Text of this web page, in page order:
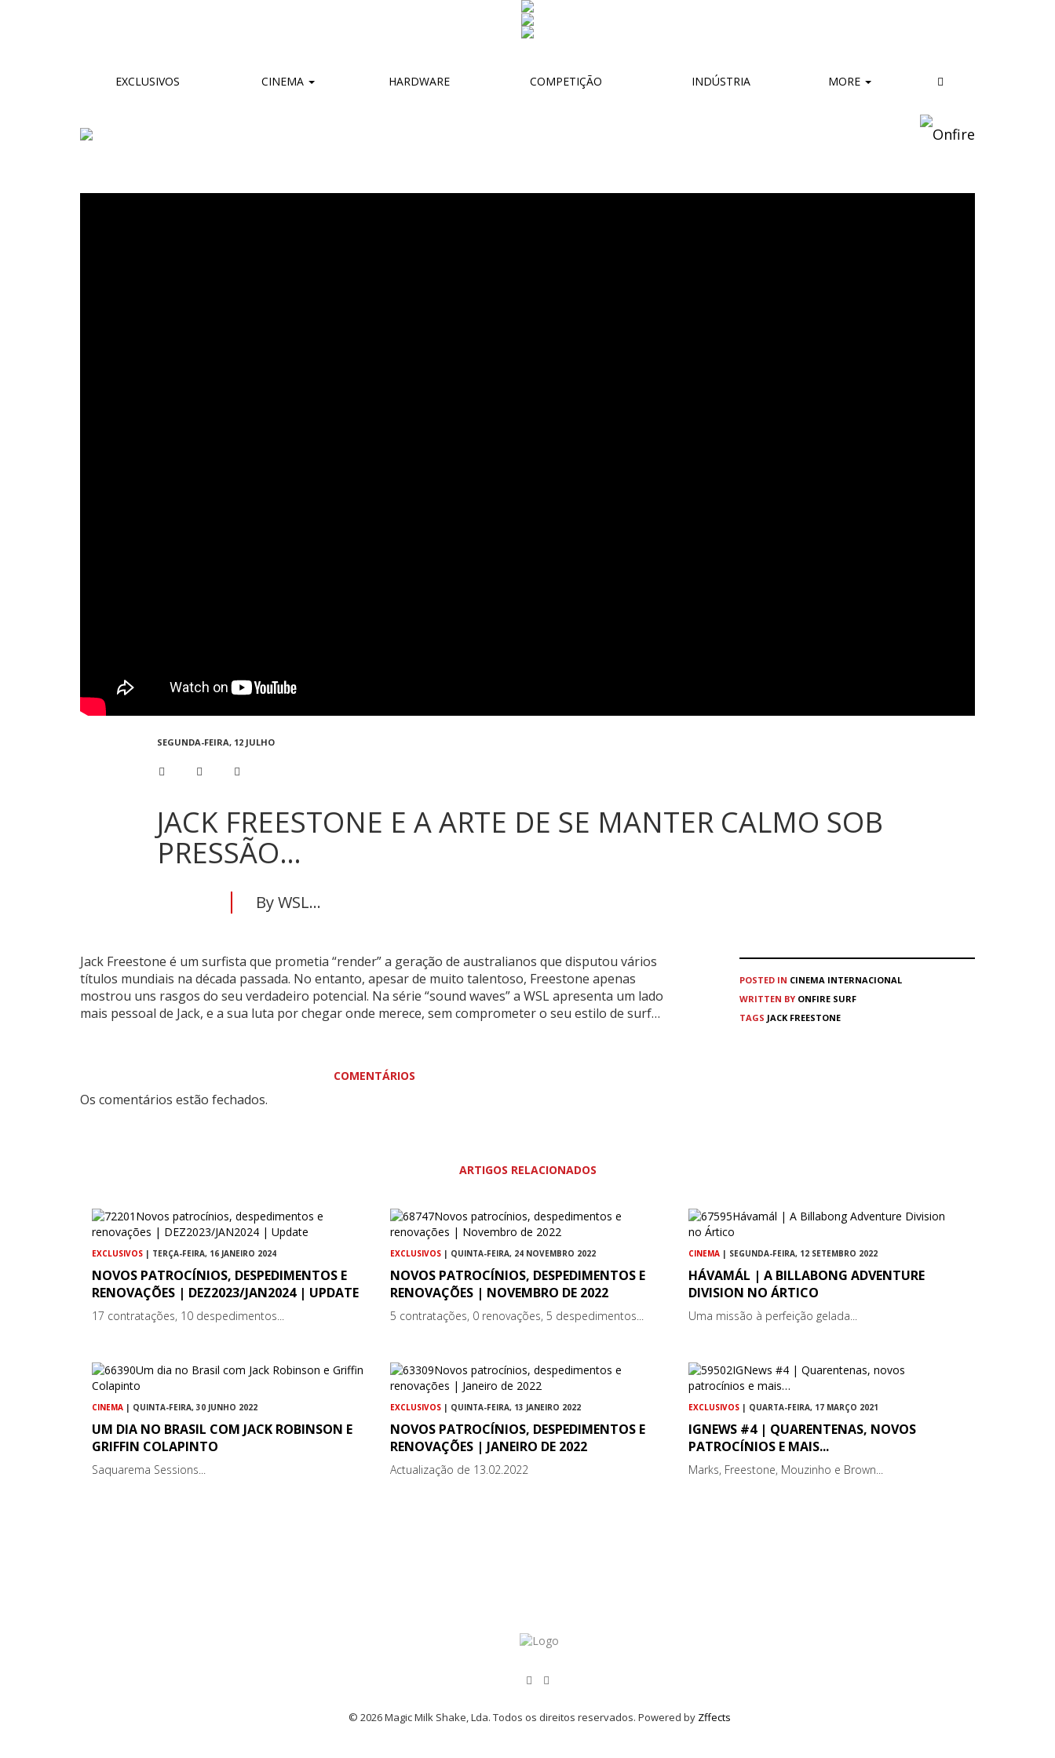
EXCLUSIVOS CINEMA HARDWARE COMPETIÇÃO INDÚSTRIA MORE
SEGUNDA-FEIRA, 12 JULHO
JACK FREESTONE E A ARTE DE SE MANTER CALMO SOB
PRESSÃO…
By WSL...
Jack Freestone é um surfista que prometia “render” a geração de australianos que disputou vários
títulos mundiais na década passada. No entanto, apesar de muito talentoso, Freestone apenas
mostrou uns rasgos do seu verdadeiro potencial. Na série “sound waves” a WSL apresenta um lado
mais pessoal de Jack, e a sua luta por chegar onde merece, sem comprometer o seu estilo de surf…
COMENTÁRIOS
Os comentários estão fechados.
POSTED IN CINEMA INTERNACIONAL
WRITTEN BY ONFIRE SURF
TAGS JACK FREESTONE
ARTIGOS RELACIONADOS
EXCLUSIVOS | TERÇA-FEIRA, 16 JANEIRO 2024
NOVOS PATROCÍNIOS, DESPEDIMENTOS E
RENOVAÇÕES | DEZ2023/JAN2024 | UPDATE
17 contratações, 10 despedimentos...
EXCLUSIVOS | QUINTA-FEIRA, 24 NOVEMBRO 2022
NOVOS PATROCÍNIOS, DESPEDIMENTOS E
RENOVAÇÕES | NOVEMBRO DE 2022
5 contratações, 0 renovações, 5 despedimentos...
CINEMA | SEGUNDA-FEIRA, 12 SETEMBRO 2022
HÁVAMÁL | A BILLABONG ADVENTURE
DIVISION NO ÁRTICO
Uma missão à perfeição gelada...
CINEMA | QUINTA-FEIRA, 30 JUNHO 2022
UM DIA NO BRASIL COM JACK ROBINSON E
GRIFFIN COLAPINTO
Saquarema Sessions...
EXCLUSIVOS | QUINTA-FEIRA, 13 JANEIRO 2022
NOVOS PATROCÍNIOS, DESPEDIMENTOS E
RENOVAÇÕES | JANEIRO DE 2022
Actualização de 13.02.2022
EXCLUSIVOS | QUARTA-FEIRA, 17 MARÇO 2021
IGNEWS #4 | QUARENTENAS, NOVOS
PATROCÍNIOS E MAIS...
Marks, Freestone, Mouzinho e Brown...
© 2026 Magic Milk Shake, Lda. Todos os direitos reservados. Powered by Zffects